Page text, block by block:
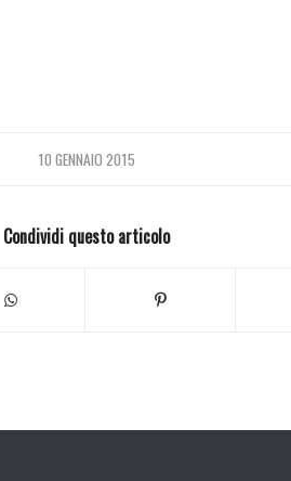
10 GENNAIO 2015
Condividi questo articolo